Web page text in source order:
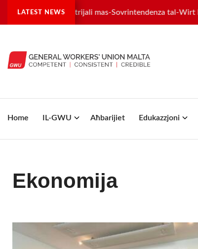
LATEST NEWS
industrijali mas-Sovrintendenza tal-Wirt Kulturali
Home IL-GWU Aħbarijiet Edukazzjoni
Ekonomija